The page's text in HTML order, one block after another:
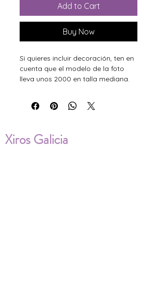
Add to Cart
Buy Now
Si quieres incluir decoración, ten en
cuenta que el modelo de la foto
lleva unos 2000 en talla mediana.
Xiros Galicia